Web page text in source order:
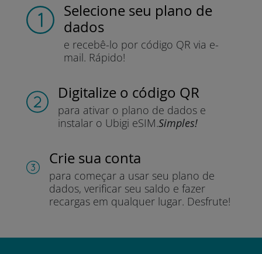
Selecione seu plano de
dados
e recebê-lo por código QR via e-
mail. Rápido!
Digitalize o código QR
para ativar o plano de dados e
instalar o Ubigi eSIM.Simples!
Crie sua conta
para começar a usar seu plano de
dados, verificar seu saldo e fazer
recargas em qualquer lugar. Desfrute!